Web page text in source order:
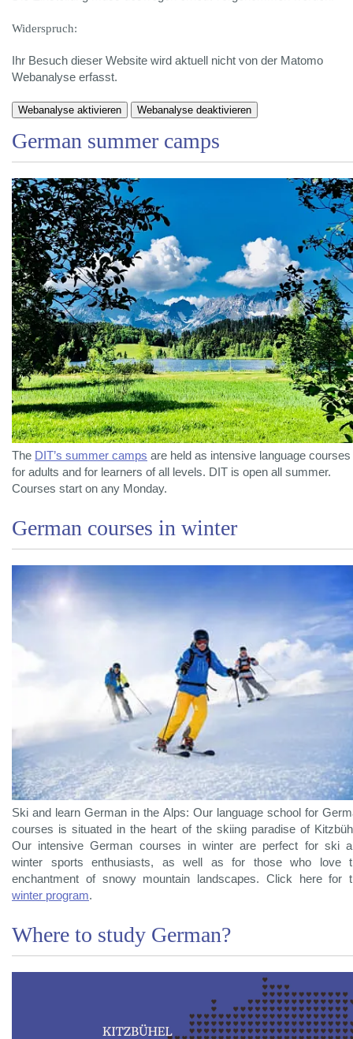
Widerspruch:
Ihr Besuch dieser Website wird aktuell nicht von der Matomo
Webanalyse erfasst.
Webanalyse aktivieren Webanalyse deaktivieren
German summer camps
The DIT’s summer camps are held as intensive language courses
for adults and for learners of all levels. DIT is open all summer.
Courses start on any Monday.
German courses in winter
Ski and learn German in the Alps: Our language school for
courses is situated in the heart of the skiing paradise of
Our intensive German courses in winter are perfect for ski
winter sports enthusiasts, as well as for those who love
enchantment of snowy mountain landscapes. Click here for
winter program.
Where to study German?